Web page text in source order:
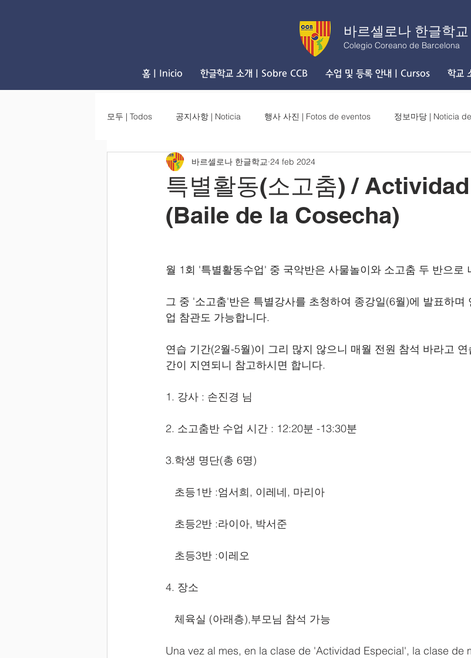
바르셀로나 한글학교
Colegio Coreano de Barcelona
홈 | Inicio 한글학교 소개 | Sobre CCB 수업 및 등록 안내 | Cursos 학교
모두 | Todos 공지사항 | Noticia 행사 사진 | Fotos de eventos 정보마당 | Noticia
특별활동(소고춤) /
(Baile de la Cosecha)
바르셀로나 한글학교 24 feb 2024
월 1회 '특별활동수업' 중 국악반은 사물놀이와 소고춤 두 반으로
그 중 '소고춤'반은 특별강사를 초청하여 종강일(6월)에 발표하며
업 참관도 가능합니다.
연습 기간(2월-5월)이 그리 많지 않으니 매월 전원 참석 바라고
간이 지연되니 참고하시면 합니다.
1. 강사 : 손진경 님
2. 소고춤반 수업 시간 : 12:20분 -13:30분
3.학생 명단(총 6명)
초등1반 :엄서희, 이레네, 마리아
초등2반 :라이아, 박서준
초등3반 :이레오
4. 장소
체육실 (아래층),부모님 참석 가능
Una vez al mes, en la clase de 'Actividad Especial', la clase de